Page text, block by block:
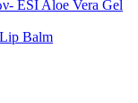
ESI Aloe Vera Gel
Balm